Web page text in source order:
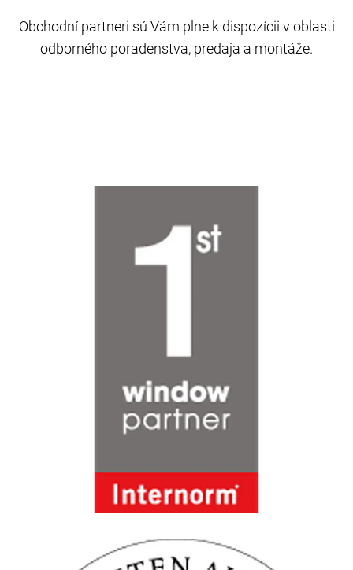
Obchodní partneri sú Vám plne k dispozícii v oblasti
odborného poradenstva, predaja a montáže.